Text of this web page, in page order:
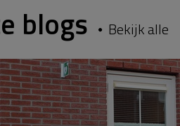
blogs Bekijk alle